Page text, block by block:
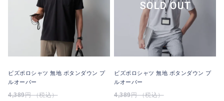
ビズポロシャツ 無地 ボタンダウン プ
ルオーバー
4,389円 （税込）
ビズポロシャツ 無地 ボタンダウン プ
ルオーバー
4,389円 （税込）